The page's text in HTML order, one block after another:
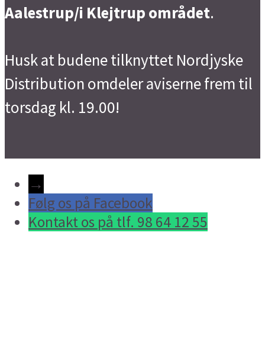
Aalestrup/i Klejtrup området.
Husk at budene tilknyttet Nordjyske
Distribution omdeler aviserne frem til
torsdag kl. 19.00!
→
Følg os på Facebook
Kontakt os på tlf. 98 64 12 55